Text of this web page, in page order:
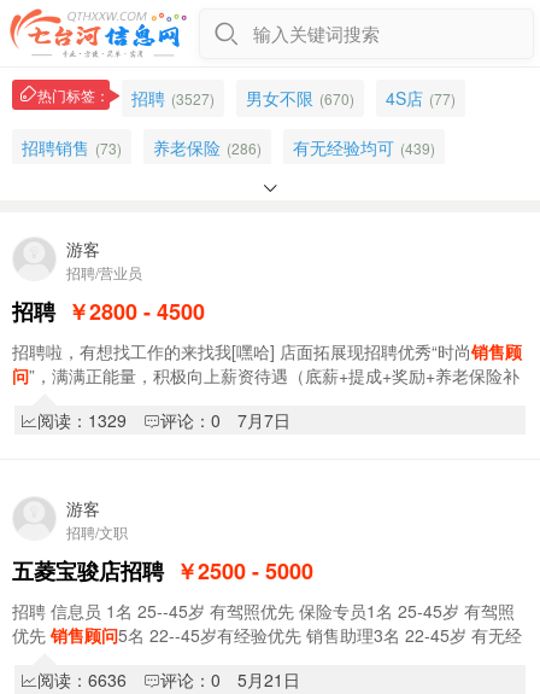
输入关键词搜索
热门标签： 招聘 (3527) 男女不限 (670) 4S店 (77)
招聘销售 (73) 养老保险 (286) 有无经验均可 (439)
汽车销售
长安汽车 (15)
驾照
找工作 (109) 一楼 (1157) 女装 (177) 工资面议 (690)

游客
招聘/营业员
招聘 ￥2800 - 4500
招聘啦，有想找工作的来找我[嘿哈] 店面拓展现招聘优秀“时尚销售顾
问”，满满正能量，积极向上薪资待遇（底薪+提成+奖励+养老保险补
阅读：1329
评论：0 7月7日
游客
招聘/文职
五菱宝骏店招聘 ￥2500 - 5000
招聘 信息员 1名 25--45岁 有驾照优先 保险专员1名 25-45岁 有驾照
优先 销售顾问5名 22--45岁有经验优先 销售助理3名 22-45岁 有无经
阅读：6636
评论：0 5月21日